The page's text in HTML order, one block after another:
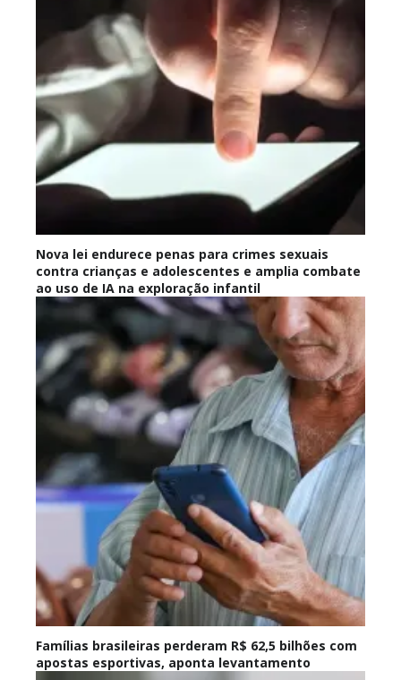
Nova lei endurece penas para crimes sexuais
contra crianças e adolescentes e amplia combate
ao uso de IA na exploração infantil
Famílias brasileiras perderam R$ 62,5 bilhões com
apostas esportivas, aponta levantamento